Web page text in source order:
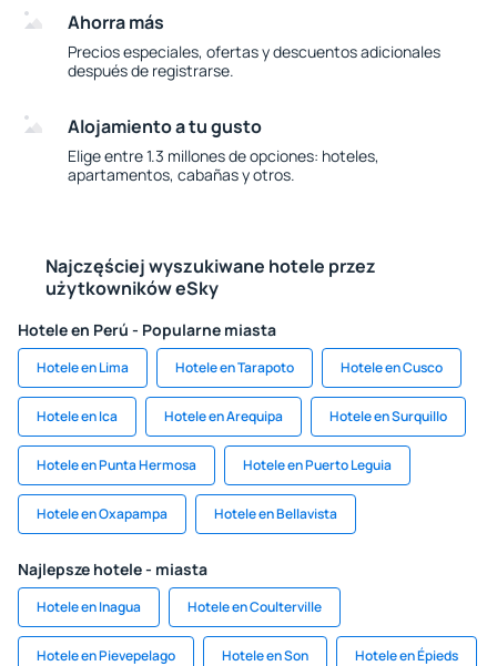
Ahorra más
Precios especiales, ofertas y descuentos adicionales
después de registrarse.
Alojamiento a tu gusto
Elige entre 1.3 millones de opciones: hoteles,
apartamentos, cabañas y otros.
Najczęściej wyszukiwane hotele przez
użytkowników eSky
Hotele en Perú - Popularne miasta
Hotele en Lima Hotele en Tarapoto Hotele en Cusco
Hotele en Ica Hotele en Arequipa Hotele en Surquillo
Hotele en Punta Hermosa Hotele en Puerto Leguia
Hotele en Oxapampa Hotele en Bellavista
Najlepsze hotele - miasta
Hotele en Inagua Hotele en Coulterville
Hotele en Pievepelago Hotele en Son Hotele en Épieds